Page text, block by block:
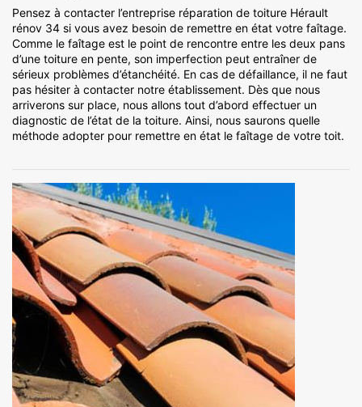
Pensez à contacter l’entreprise réparation de toiture Hérault
rénov 34 si vous avez besoin de remettre en état votre faîtage.
Comme le faîtage est le point de rencontre entre les deux pans
d’une toiture en pente, son imperfection peut entraîner de
sérieux problèmes d’étanchéité. En cas de défaillance, il ne faut
pas hésiter à contacter notre établissement. Dès que nous
arriverons sur place, nous allons tout d’abord effectuer un
diagnostic de l’état de la toiture. Ainsi, nous saurons quelle
méthode adopter pour remettre en état le faîtage de votre toit.